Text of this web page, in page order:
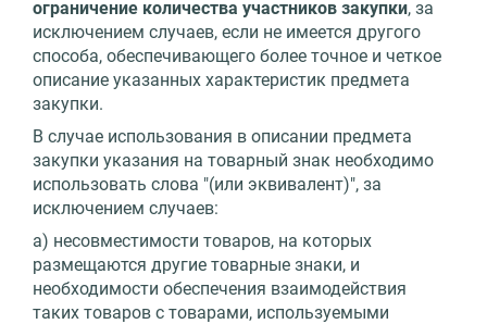
ограничение количества участников закупки, за
исключением случаев, если не имеется другого
способа, обеспечивающего более точное и четкое
описание указанных характеристик предмета
закупки.
В случае использования в описании предмета
закупки указания на товарный знак необходимо
использовать слова "(или эквивалент)", за
исключением случаев:
а) несовместимости товаров, на которых
размещаются другие товарные знаки, и
необходимости обеспечения взаимодействия
таких товаров с товарами, используемыми